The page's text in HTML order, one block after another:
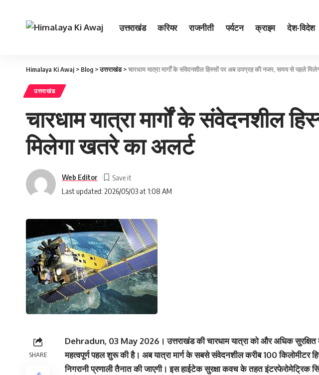
उत्तराखंड करियर राजनीती पर्यटन क्राइम देश-विदेश
Himalaya Ki Awaj > Blog >उत्तराखंड>चारधाम यात्रा मार्गों के संवेदनशील हिस्सों पर अब उपग्रह की नजर, समय से पहले
उत्तराखंड
चारधाम यात्रा मार्गों के संवेदनशील
मिलेगा खतरे का अलर्ट
Last updated: 2026/05/03 at 1:08 AM
Web Editor
SHARE
Dehradun, 03 May 2026। उत्तराखंड की चारधाम यात्रा को और अधिक सुरक्षित
महत्वपूर्ण पहल शुरू की है। अब यात्रा मार्ग के सबसे संवेदनशील करीब 100 किलोमीटर
निगरानी प्रणाली तैनात की जाएगी। इस हाईटेक सुरक्षा कवच के तहत इंटरफेरोमेट्रिक